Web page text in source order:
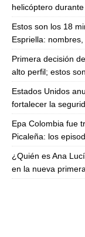
helicóptero
Estos son los 18
Espriella:
Primera decisión
alto perfil; estos
Estados Unidos
fortalecer la
Epa Colombia fue
Picaleña: los
¿Quién es Ana
en la nueva